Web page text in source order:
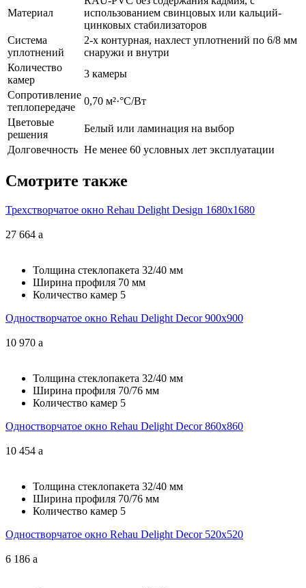
Материал
использованием свинцовых или кальций-
цинковых стабилизаторов
Система
уплотнений
2-х контурная, нахлест уплотнений по 6/8 мм
снаружи и внутри
Количество
камер
3 камеры
Сопротивление
теплопередаче
0,70 м²·°С/Вт
Цветовые
решения
Белый или ламинация на выбор
Долговечность Не менее 60 условных лет эксплуатации
Смотрите также
Трехстворчатое окно Rehau Delight Design 1680x1680
27 664 a
Толщина стеклопакета 32/40 мм
Ширина профиля 70 мм
Количество камер 5
Одностворчатое окно Rehau Delight Decor 900x900
10 970 a
Толщина стеклопакета 32/40 мм
Ширина профиля 70/76 мм
Количество камер 5
Одностворчатое окно Rehau Delight Decor 860x860
10 454 a
Толщина стеклопакета 32/40 мм
Ширина профиля 70/76 мм
Количество камер 5
Одностворчатое окно Rehau Delight Decor 520x520
6 186 a